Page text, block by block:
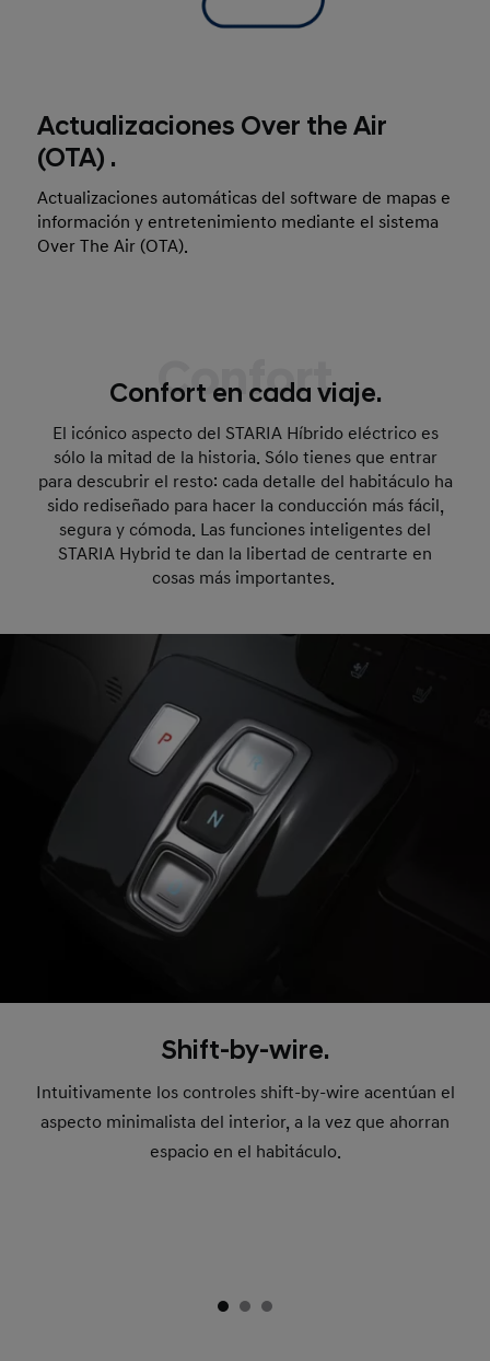
Actualizaciones Over the Air
(OTA) .
Actualizaciones automáticas del software de mapas e
información y entretenimiento mediante el sistema
Over The Air (OTA).
Confort
Confort en cada viaje.
El icónico aspecto del STARIA Híbrido eléctrico es
sólo la mitad de la historia. Sólo tienes que entrar
para descubrir el resto: cada detalle del habitáculo ha
sido rediseñado para hacer la conducción más fácil,
segura y cómoda. Las funciones inteligentes del
STARIA Hybrid te dan la libertad de centrarte en
cosas más importantes.
Shift-by-wire.
Intuitivamente los controles shift-by-wire acentúan el
aspecto minimalista del interior, a la vez que ahorran
espacio en el habitáculo.